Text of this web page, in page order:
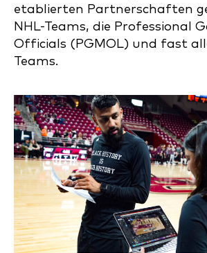
etablierten Partnerschaften
NHL-Teams, die Professional
Officials (PGMOL) und fast
Teams.